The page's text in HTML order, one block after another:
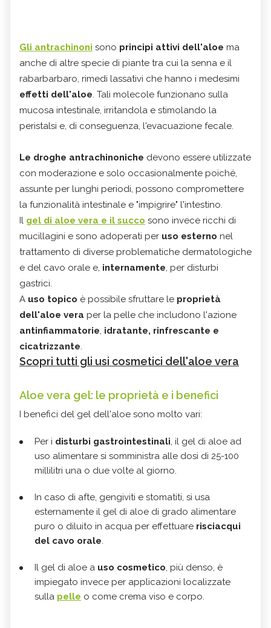
Gli antrachinoni sono principi attivi dell'aloe ma
anche di altre specie di piante tra cui la senna e il
rabarbarbaro, rimedi lassativi che hanno i medesimi
effetti dell'aloe. Tali molecole funzionano sulla
mucosa intestinale, irritandola e stimolando la
peristalsi e, di conseguenza, l'evacuazione fecale.
Le droghe antrachinoniche devono essere utilizzate
con moderazione e solo occasionalmente poiché,
assunte per lunghi periodi, possono compromettere
la funzionalità intestinale e "impigrire" l'intestino.
Il gel di aloe vera e il succo sono invece ricchi di
mucillagini e sono adoperati per uso esterno nel
trattamento di diverse problematiche dermatologiche
e del cavo orale e, internamente, per disturbi
gastrici.
A uso topico è possibile sfruttare le proprietà
dell'aloe vera per la pelle che includono l'azione
antinfiammatorie, idratante, rinfrescante e
cicatrizzante.
Scopri tutti gli usi cosmetici dell'aloe vera
Aloe vera gel: le proprietà e i benefici
I benefici del gel dell'aloe sono molto vari:
Per i disturbi gastrointestinali, il gel di aloe ad
uso alimentare si somministra alle dosi di 25-100
millilitri una o due volte al giorno.
In caso di afte, gengiviti e stomatiti, si usa
esternamente il gel di aloe di grado alimentare
puro o diluito in acqua per effettuare risciacqui
del cavo orale.
Il gel di aloe a uso cosmetico, più denso, è
impiegato invece per applicazioni localizzate
sulla pelle o come crema viso e corpo.